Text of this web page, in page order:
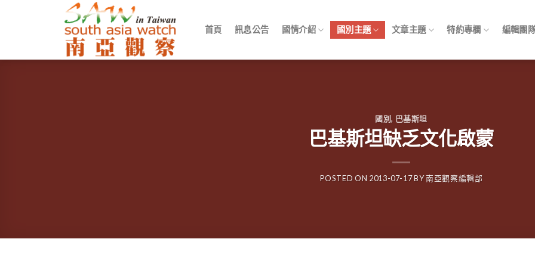
首頁 訊息公告 國情介紹 國別主題 文章主題 特約專欄 編輯團
國別, 巴基斯坦
巴基斯坦缺乏文化啟蒙
POSTED ON 2013-07-17BY南亞觀察編輯部